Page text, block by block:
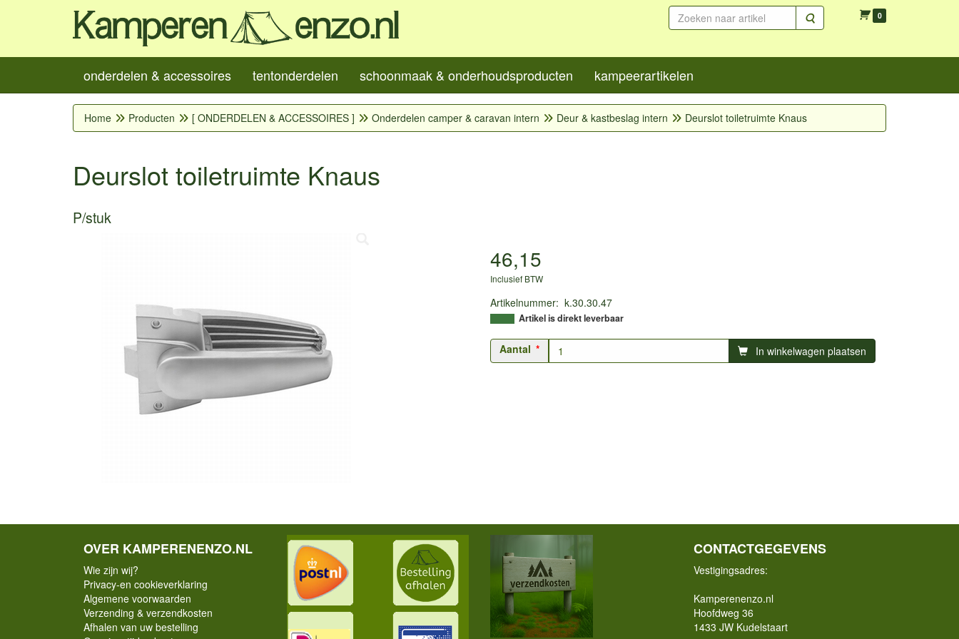
Zoeken 0
onderdelen & accessoires tentonderdelen schoonmaak & onderhoudsproducten kampeerartikelen
Home Producten [ ONDERDELEN & ACCESSOIRES ] Onderdelen camper & caravan intern Deur & kastbeslag intern Deurslot toiletruimte Knaus
Deurslot toiletruimte Knaus
P/stuk
46,15
Inclusief BTW
Artikelnummer: k.30.30.47
Artikel is direkt leverbaar
Aantal In winkelwagen plaatsen
OVER KAMPERENENZO.NL
Wie zijn wij?
Privacy-en cookieverklaring
Algemene voorwaarden
Verzending & verzendkosten
Afhalen van uw bestelling
CONTACTGEGEVENS
Vestigingsadres:
Kamperenenzo.nl
Hoofdweg 36
1433 JW Kudelstaart